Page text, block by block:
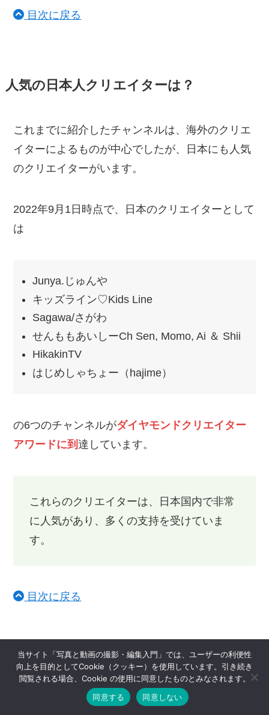
目次に戻る
人気の日本人クリエイターは？
これまでに紹介したチャンネルは、海外のクリエ
イターによるものが中心でしたが、日本にも人気
のクリエイターがいます。
2022年9月1日時点で、日本のクリエイターとして
は
Junya.じゅんや
キッズライン♡Kids Line
Sagawa/さがわ
せんももあいしーCh Sen, Momo, Ai ＆ Shii
HikakinTV
はじめしゃちょー（hajime）
の6つのチャンネルがダイヤモンドクリエイター
アワードに到達しています。
これらのクリエイターは、日本国内で非常
に人気があり、多くの支持を受けていま
す。
目次に戻る
YouTubeで特典をもらえる登録者数は？
当サイト「写真と動画の撮影・編集入門」では、ユーザーの利便性
向上を目的としてCookie（クッキー）を使用しています。引き続き
閲覧される場合、Cookie の使用に同意したものとみなされます。
同意する
同意しない